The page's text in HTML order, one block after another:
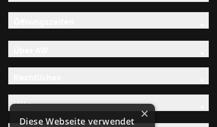
Hilfe
×
Diese Webseite verwendet